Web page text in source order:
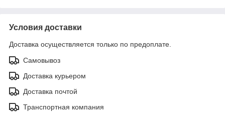
Условия доставки
Доставка осуществляется только по предоплате.
Самовывоз
Доставка курьером
Доставка почтой
Транспортная компания